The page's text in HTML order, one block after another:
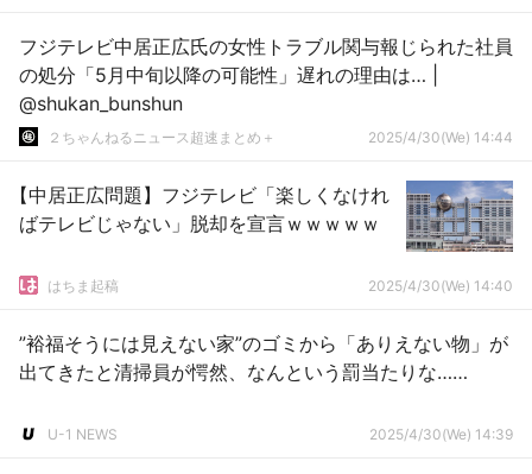
フジテレビ中居正広氏の女性トラブル関与報じられた社員
の処分「5月中旬以降の可能性」遅れの理由は… |
@shukan_bunshun
２ちゃんねるニュース超速まとめ＋ 2025/4/30(We) 14:44
【中居正広問題】フジテレビ「楽しくなけれ
ばテレビじゃない」脱却を宣言ｗｗｗｗｗ
はちま起稿 2025/4/30(We) 14:40
”裕福そうには見えない家”のゴミから「ありえない物」が
出てきたと清掃員が愕然、なんという罰当たりな……
U-1 NEWS 2025/4/30(We) 14:39